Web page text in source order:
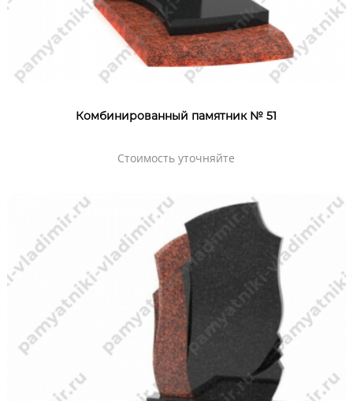
Комбинированный памятник № 51
Стоимость уточняйте